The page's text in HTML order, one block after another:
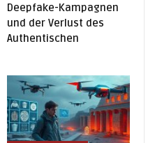
Deepfake-Kampagnen
und der Verlust des
Authentischen